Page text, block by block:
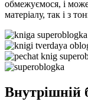
обмежуємося, і
матеріалу, так і з
Внутрішній